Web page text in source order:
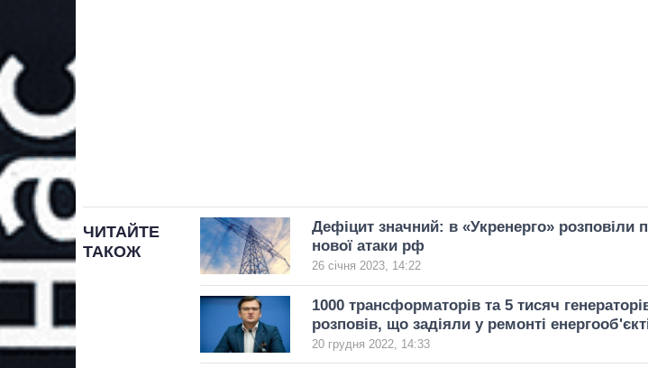
ЧИТАЙТЕ
ТАКОЖ
Дефіцит значний: в «Укренерго» розповіли
нової атаки рф
26 січня 2023, 14:22
1000 трансформаторів та 5 тисяч
розповів, що задіяли у ремонті
20 грудня 2022, 14:33